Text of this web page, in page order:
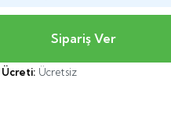
Ücretsiz